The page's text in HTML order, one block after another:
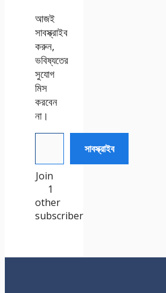
আজই
সাবস্ক্রাইব
করুন,
ভবিষ্যতের
সুযোগ
মিস
করবেন
না।
আপনার ইমেইল টেক্সট করুন
সাবস্ক্রাইব
Join
1
other
subscriber